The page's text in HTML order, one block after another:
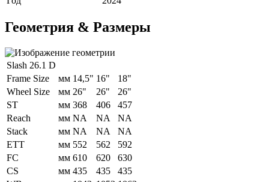
Геометрия & Размеры
Slash 26.1 D
Frame Size
мм 14,5" 16"
18"
Wheel Size
мм 26" 26"
26"
ST
мм 368 406
457
Reach
мм NA NA
NA
Stack
мм NA NA
NA
ETT
мм 552 562
592
FC
мм 610 620
630
CS
мм 435 435
435